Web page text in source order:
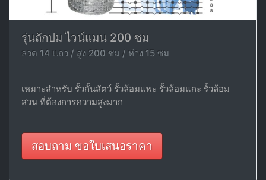
รุ่นถักปม ไวน์แมน 200 ซม
ลวด 14 แถว / สูง 200 ซม / ห่าง 15 ซม
เหมาะสำหรับ รั้วกั้นสัตว์ รั้วล้อมแพะ รั้วล้อมแกะ รั้วล้อม
สวน ที่ต้องการความสูงมาก
สอบถาม ขอใบเสนอราคา